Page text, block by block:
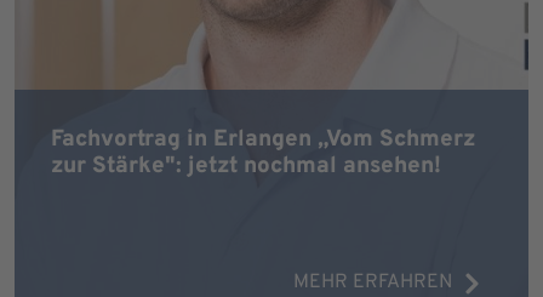
Fachvortrag in Erlangen „Vom Schmerz
zur Stärke": jetzt nochmal ansehen!
MEHR ERFAHREN